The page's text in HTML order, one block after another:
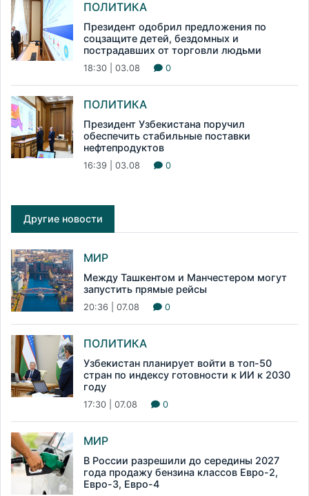
ПОЛИТИКА
Президент одобрил предложения по
соцзащите детей, бездомных и
пострадавших от торговли людьми
18:30 | 03.08 0
ПОЛИТИКА
Президент Узбекистана поручил
обеспечить стабильные поставки
нефтепродуктов
16:39 | 03.08 0
Другие новости
МИР
Между Ташкентом и Манчестером могут
запустить прямые рейсы
20:36 | 07.08 0
ПОЛИТИКА
Узбекистан планирует войти в топ-50
стран по индексу готовности к ИИ к 2030
году
17:30 | 07.08 0
МИР
В России разрешили до середины 2027
года продажу бензина классов Евро-2,
Евро-3, Евро-4